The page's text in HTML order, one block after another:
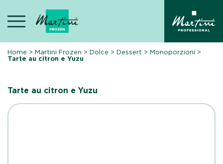
content
Home >Martini Frozen >Dolce >Dessert >Monoporzioni >
Tarte au citron e Yuzu
Tarte au citron e Yuzu